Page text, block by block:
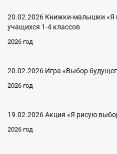
20.02.2026 Книжки-малышки «Я
учащихся 1-4 классов
2026 год
20.02.2026 Игра «Выбор
2026 год
19.02.2026 Акция «Я рисую
2026 год